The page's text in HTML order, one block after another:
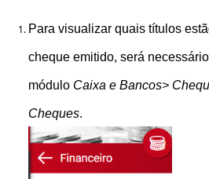
Para visualizar quais títulos
cheque emitido, será
módulo Caixa e Bancos>
Cheques.